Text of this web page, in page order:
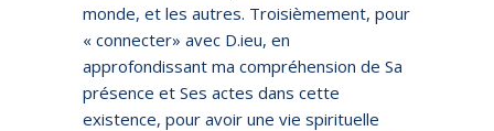
monde, et les autres. Troisièmement, pour
« connecter» avec D.ieu, en
approfondissant ma compréhension de Sa
présence et Ses actes dans cette
existence, pour avoir une vie spirituelle